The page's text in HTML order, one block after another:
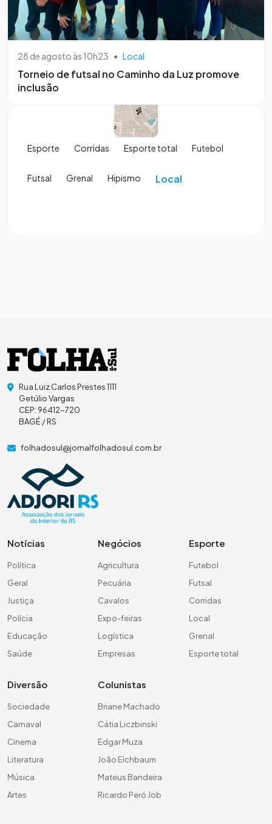
28 de agosto às 10h23 • Local
Torneio de futsal no Caminho da Luz promove
inclusão
Esporte Corridas Esporte total Futebol
Futsal Grenal Hipismo Local
Rua Luiz Carlos Prestes 1111
Getúlio Vargas
CEP: 96412-720
BAGÉ / RS
folhadosul@jornalfolhadosul.com.br
Notícias
Política
Geral
Justiça
Polícia
Educação
Saúde
Negócios
Agricultura
Pecuária
Cavalos
Expo-feiras
Logística
Empresas
Esporte
Futebol
Futsal
Corridas
Local
Grenal
Esporte total
Diversão
Sociedade
Carnaval
Cinema
Literatura
Música
Artes
Colunistas
Briane Machado
Cátia Liczbinski
Edgar Muza
João Eichbaum
Mateus Bandeira
Ricardo Peró Job